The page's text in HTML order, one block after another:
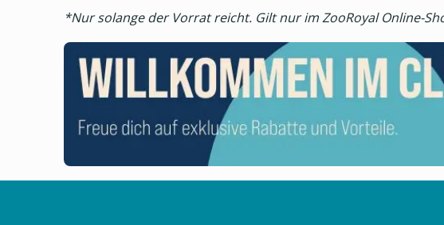
*Nur solange der Vorrat reicht. Gilt nur im ZooRoyal Online-